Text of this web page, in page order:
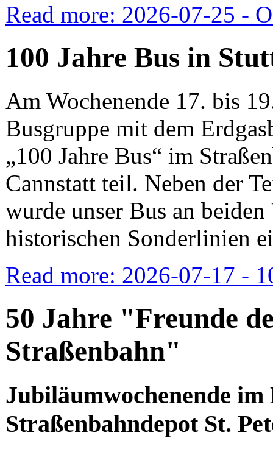
Read more: 2026-07-25 -
100 Jahre Bus in
Am Wochenende 17. bis
Busgruppe mit dem
„100 Jahre Bus“ im
Cannstatt teil. Neben der
wurde unser Bus an
historischen Sonderlinien
Read more: 2026-07-17 -
50 Jahre "Freunde
Straßenbahn"
Jubiläumwochenende
Straßenbahndepot St.